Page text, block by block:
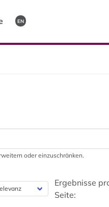
EN
oder einzuschränken.
Ergebnisse
Seite: